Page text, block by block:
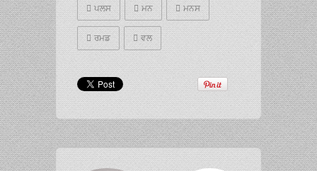
ਪਲਸ ਮਨ ਮਨਸ
ਰਮਡ ਵਲ